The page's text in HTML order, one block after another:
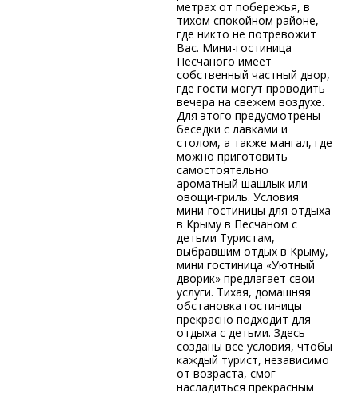
метрах от побережья, в
тихом спокойном районе,
где никто не потревожит
Вас. Мини-гостиница
Песчаного имеет
собственный частный двор,
где гости могут проводить
вечера на свежем воздухе.
Для этого предусмотрены
беседки с лавками и
столом, а также мангал, где
можно приготовить
самостоятельно
ароматный шашлык или
овощи-гриль. Условия
мини-гостиницы для отдыха
в Крыму в Песчаном с
детьми Туристам,
выбравшим отдых в Крыму,
мини гостиница «Уютный
дворик» предлагает свои
услуги. Тихая, домашняя
обстановка гостиницы
прекрасно подходит для
отдыха с детьми. Здесь
созданы все условия, чтобы
каждый турист, независимо
от возраста, смог
насладиться прекрасным